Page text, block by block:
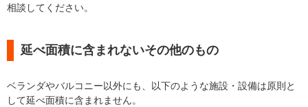
相談してください。
延べ面積に含まれないその他のもの
ベランダやバルコニー以外にも、以下のような施設・設備は原則と
して延べ面積に含まれません。